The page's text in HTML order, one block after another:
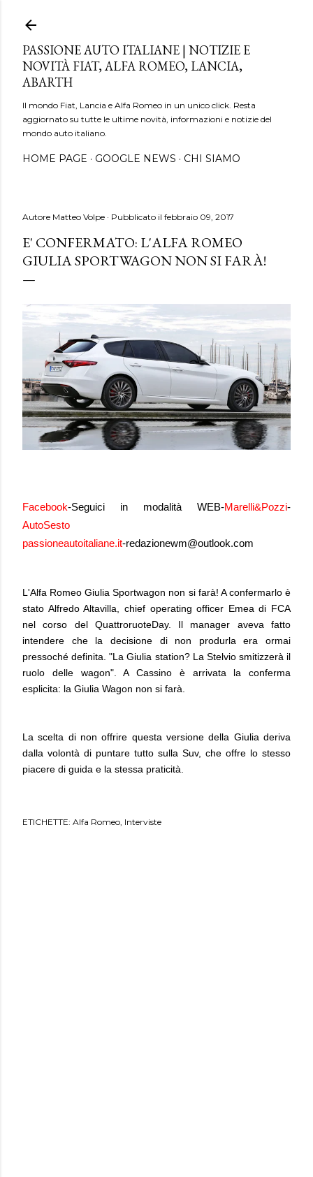
PASSIONE AUTO ITALIANE | NOTIZIE E
NOVITÀ FIAT, ALFA ROMEO, LANCIA,
ABARTH
Il mondo Fiat, Lancia e Alfa Romeo in un unico click. Resta
aggiornato su tutte le ultime novità, informazioni e notizie del
mondo auto italiano.
HOME PAGE GOOGLE NEWS CHI SIAMO
Autore Matteo Volpe Pubblicato il febbraio 09, 2017
E' CONFERMATO: L'ALFA ROMEO
GIULIA SPORTWAGON NON SI FARÀ!
Facebook-Seguici in modalità WEB-Marelli&Pozzi-
AutoSesto
passioneautoitaliane.it-redazionewm@outlook.com
L'Alfa Romeo Giulia Sportwagon non si farà! A confermarlo è
stato Alfredo Altavilla, chief operating officer Emea di FCA
nel corso del QuattroruoteDay. Il manager aveva fatto
intendere che la decisione di non produrla era ormai
pressoché definita. "La Giulia station? La Stelvio smitizzerà il
ruolo delle wagon". A Cassino è arrivata la conferma
esplicita: la Giulia Wagon non si farà.
La scelta di non offrire questa versione della Giulia deriva
dalla volontà di puntare tutto sulla Suv, che offre lo stesso
piacere di guida e la stessa praticità.
ETICHETTE: Alfa Romeo Interviste